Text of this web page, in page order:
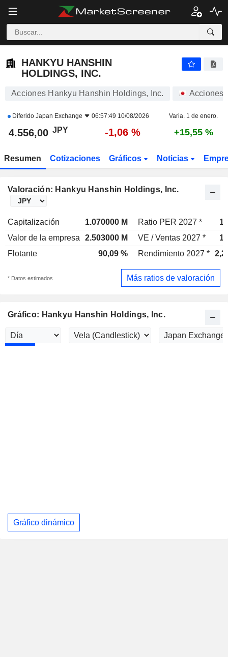
HANKYU HANSHIN
HOLDINGS, INC.
Acciones Hankyu Hanshin Holdings, Inc. Acciones
Diferido Japan Exchange 06:57:49 10/08/2026 Varia. 1 de enero.
4.556,00 JPY -1,06 % +15,55 %
Resumen Cotizaciones Gráficos Noticias
Valoración: Hankyu Hanshin Holdings, Inc.
Capitalización 1.070000 M Ratio PER 2027 *
Valor de la empresa
2.503000 M VE / Ventas 2027 *
Flotante
90,09 % Rendimiento 2027 *
* Datos estimados Más ratios de valoración
Gráfico: Hankyu Hanshin Holdings, Inc.
Gráfico dinámico